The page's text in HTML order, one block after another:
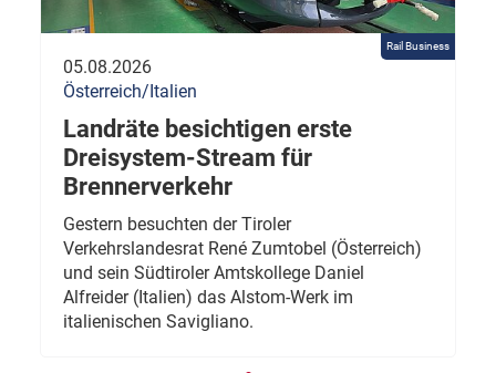
Rail Business
05.08.2026
Österreich/Italien
Landräte besichtigen erste
Dreisystem-Stream für
Brennerverkehr
Gestern besuchten der Tiroler
Verkehrslandesrat René Zumtobel (Österreich)
und sein Südtiroler Amtskollege Daniel
Alfreider (Italien) das Alstom-Werk im
italienischen Savigliano.